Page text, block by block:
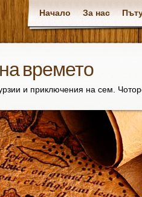
Начало За нас
времето
и приключения на сем.